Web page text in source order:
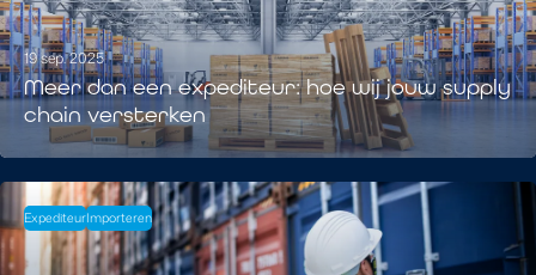
19 sep. 2025
Meer dan een expediteur: hoe wij jouw supply
chain versterken
ExpediteurImporteren